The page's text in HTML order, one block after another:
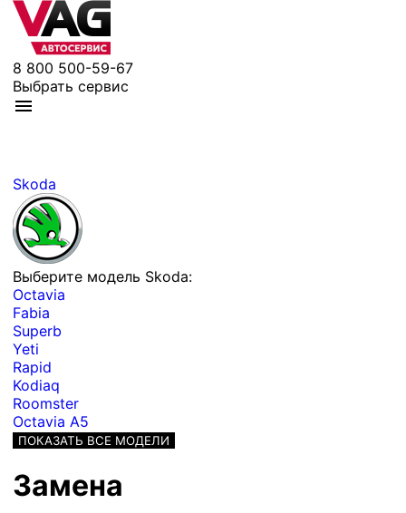
8 800 500-59-67
Выбрать сервис
Skoda
Выберите модель Skoda:
Octavia
Fabia
Superb
Yeti
Rapid
Kodiaq
Roomster
Octavia A5
ПОКАЗАТЬ ВСЕ МОДЕЛИ
Замена